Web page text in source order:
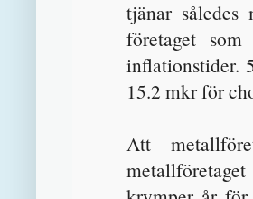
tjänar
företaget
inflationstider.
15.2 mkr för
Att